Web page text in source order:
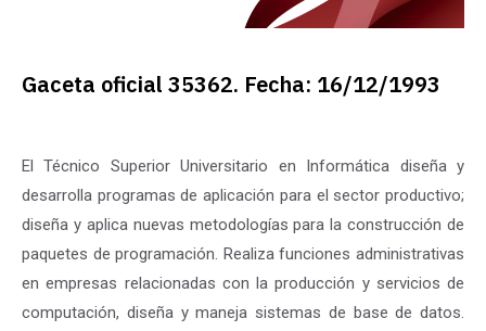
Gaceta oficial 35362. Fecha: 16/12/1993
El Técnico Superior Universitario en Informática diseña y
desarrolla programas de aplicación para el sector productivo;
diseña y aplica nuevas metodologías para la construcción de
paquetes de programación. Realiza funciones administrativas
en empresas relacionadas con la producción y servicios de
computación, diseña y maneja sistemas de base de datos.